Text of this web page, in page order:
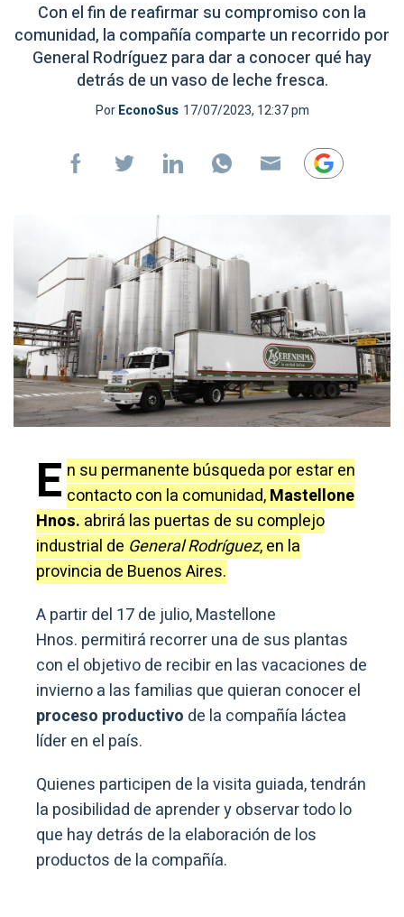
Con el fin de reafirmar su compromiso con la
comunidad, la compañía comparte un recorrido por
General Rodríguez para dar a conocer qué hay
detrás de un vaso de leche fresca.
PorEconoSus 17/07/2023, 12:37 pm
E n su permanente búsqueda por estar en
contacto con la comunidad,Mastellone
Hnos. abrirá las puertas de su complejo
industrial de General Rodríguez, en la
provincia de Buenos Aires.
A partir del 17 de julio, Mastellone
Hnos. permitirá recorrer una de sus plantas
con el objetivo de recibir en las vacaciones de
invierno a las familias que quieran conocer el
proceso productivo de la compañía láctea
líder en el país.
Quienes participen de la visita guiada, tendrán
la posibilidad de aprender y observar todo lo
que hay detrás de la elaboración de los
productos de la compañía.